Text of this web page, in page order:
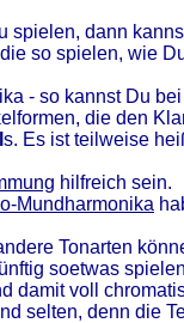
spielen, dann
so spielen, wie
- so kannst Du
die den
s. Es ist teilweise
hilfreich sein.
Mundharmonika
Tonarten
soetwas
damit voll
selten, denn die